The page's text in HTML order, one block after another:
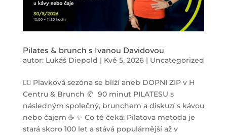
Pilates & brunch s Ivanou Davidovou
autor: Lukáš Diepold | Kvě 5, 2026| Uncategorized
🧘‍♀️ Plavková sezóna se blíží aneb DOPNI ZIP v H
Centru & Brunch 🥐 90 minut PILATESU s
následným společný, brunchem a diskuzí s kávou
nebo čajem ☕ ✨ Co tě čeká: Pilatova metoda je
stará skoro 100 let a stává populárnější až v